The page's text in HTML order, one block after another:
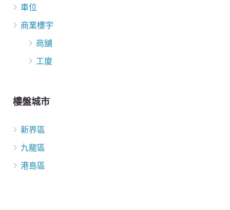
車位
商業樓宇
商舖
工廈
樓盤城市
新界區
九龍區
港島區